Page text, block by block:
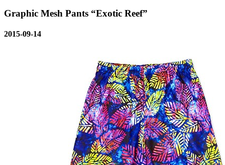
Graphic Mesh Pants “Exotic Reef”
2015-09-14